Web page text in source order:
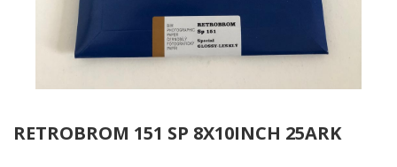
RETROBROM 151 SP 8X10INCH 25ARK